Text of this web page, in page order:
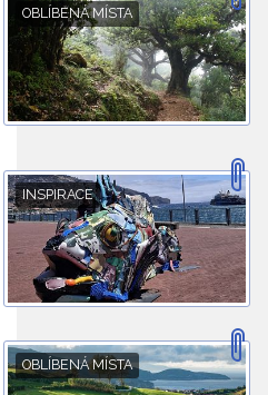
OBLÍBENÁ MÍSTA
INSPIRACE
OBLÍBENÁ MÍSTA